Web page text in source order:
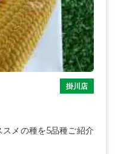
掛川店
メの種を5品種ご紹介